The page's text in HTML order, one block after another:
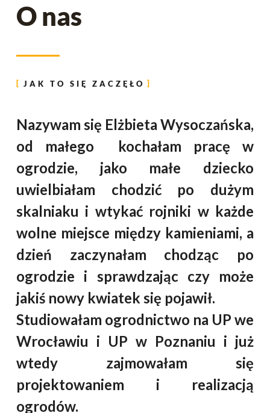
O nas
JAK TO SIĘ ZACZĘŁO
Nazywam się Elżbieta Wysoczańska,
od małego kochałam pracę w
ogrodzie, jako małe dziecko
uwielbiałam chodzić po dużym
skalniaku i wtykać rojniki w każde
wolne miejsce między kamieniami, a
dzień zaczynałam chodząc po
ogrodzie i sprawdzając czy może
jakiś nowy kwiatek się pojawił.
Studiowałam ogrodnictwo na UP we
Wrocławiu i UP w Poznaniu i już
wtedy zajmowałam się
projektowaniem i realizacją
ogrodów.